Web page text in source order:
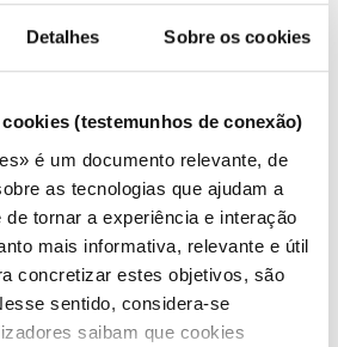
Detalhes Sobre os cookies
(testemunhos de conexão)
é um documento relevante, de
as tecnologias que ajudam a
tornar a experiência e interação
mais informativa, relevante e útil
concretizar estes objetivos, são
sentido, considera-se
saibam que cookies
de serviços adicionais na